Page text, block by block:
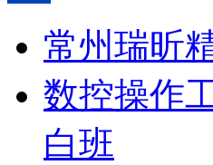
常州瑞昕
数控操作
白班